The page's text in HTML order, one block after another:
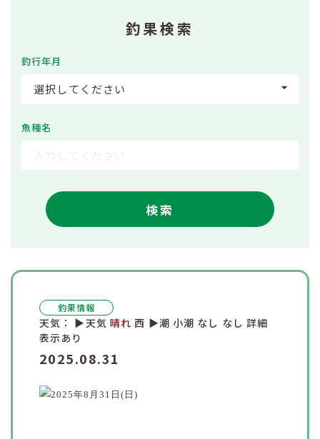
釣果検索
釣行年月
選択してください
魚種名
検索
釣果情報
天気： ▶︎天気 晴れ 西 ▶︎潮 小潮 なし なし 詳細
表示あり
2025.08.31